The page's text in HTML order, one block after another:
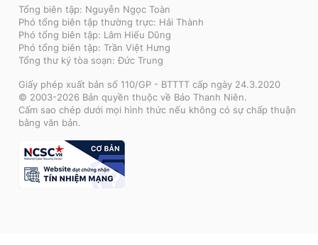
Tổng biên tập: Nguyễn Ngọc Toàn
Phó tổng biên tập thường trực: Hải Thành
Phó tổng biên tập: Lâm Hiếu Dũng
Phó tổng biên tập: Trần Việt Hưng
Tổng thư ký tòa soạn: Đức Trung
Giấy phép xuất bản số 110/GP - BTTTT cấp ngày 24.3.2020
© 2003-2026 Bản quyền thuộc về Báo Thanh Niên.
Cấm sao chép dưới mọi hình thức nếu không có sự chấp thuận
bằng văn bản.